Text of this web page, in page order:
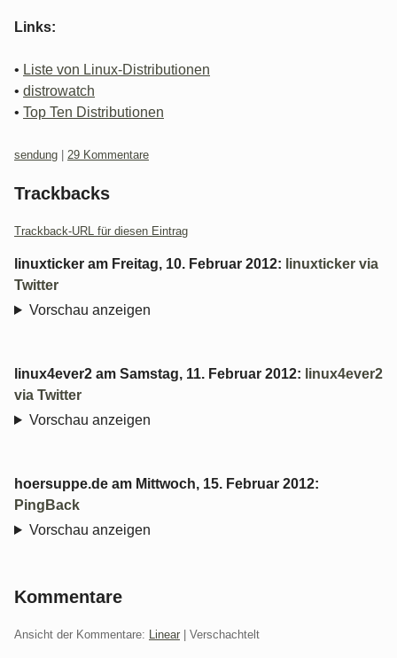
Links:
• Liste von Linux-Distributionen
• distrowatch
• Top Ten Distributionen
Kategorien:
sendung 29 Kommentare
Trackbacks
Trackback-URL für diesen Eintrag
linuxticker am Freitag, 10. Februar 2012: linuxticker via
Twitter
Vorschau anzeigen
linux4ever2 am Samstag, 11. Februar 2012: linux4ever2
via Twitter
Vorschau anzeigen
hoersuppe.de am Mittwoch, 15. Februar 2012:
PingBack
Vorschau anzeigen
Kommentare
Ansicht der Kommentare: Linear | Verschachtelt